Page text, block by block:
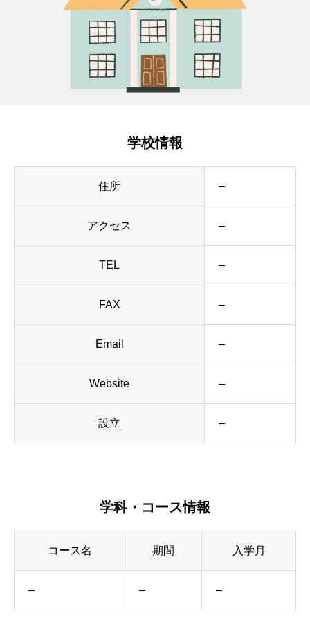
学校情報
住所 –
アクセス –
TEL –
FAX –
Email –
Website –
設立 –
学科・コース情報
コース名 期間 入学月
– – –